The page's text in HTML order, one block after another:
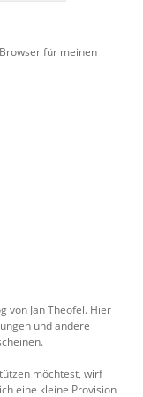
für meinen
von Jan Theofel. Hier
und andere
möchtest, wirf
eine kleine Provision